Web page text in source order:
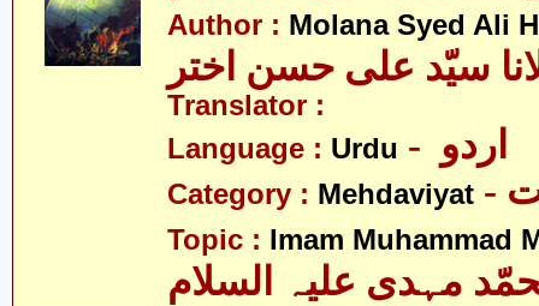
Author : Molana Syed Ali
سیّد علی حسن اختر
Translator :
Language : Urdu
Category : Mehdaviyat
Topic : Imam Muhammad
مہدی علیہ السلام